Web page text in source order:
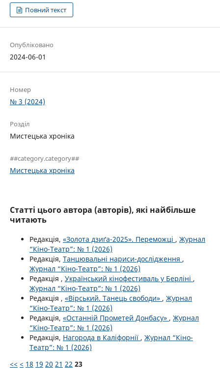
Повний текст
Опубліковано
2024-06-01
Номер
№ 3 (2024)
Розділ
Мистецька хроніка
##category.category##
Мистецька хроніка
Статті цього автора (авторів), які найбільше
читають
Редакція, «Золота дзиґа-2025». Переможці , Журнал
“Кіно-Театр”: № 1 (2026)
Редакція, Танцювальні нариси-дослідження ,
Журнал “Кіно-Театр”: № 1 (2026)
Редакція , Український кінофестиваль у Берліні ,
Журнал “Кіно-Театр”: № 1 (2026)
Редакція , «Вірський. Танець свободи» , Журнал
“Кіно-Театр”: № 1 (2026)
Редакція, «Останній Прометей Донбасу» , Журнал
“Кіно-Театр”: № 1 (2026)
Редакція, Нагорода в Каліфорнії , Журнал “Кіно-
Театр”: № 1 (2026)
<< < 18 19 20 21 22 23